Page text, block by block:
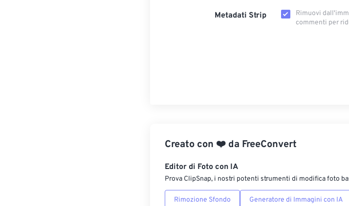
Metadati Strip
Rimuovi
commenti per
Creato con ❤️ da FreeConvert
Editor di Foto con IA
Prova ClipSnap, i nostri potenti strumenti di modifica foto
Rimozione Sfondo Generatore di Immagini con IA